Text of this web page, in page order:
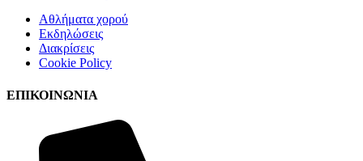
Αθλήματα χορού
Εκδηλώσεις
Διακρίσεις
Cookie Policy
ΕΠΙΚΟΙΝΩΝΙΑ